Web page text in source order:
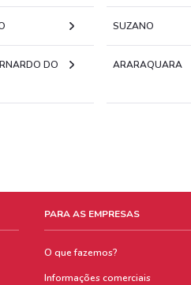
SUZANO
DO
ARARAQUARA
PARA AS EMPRESAS
O que fazemos?
Informações comerciais